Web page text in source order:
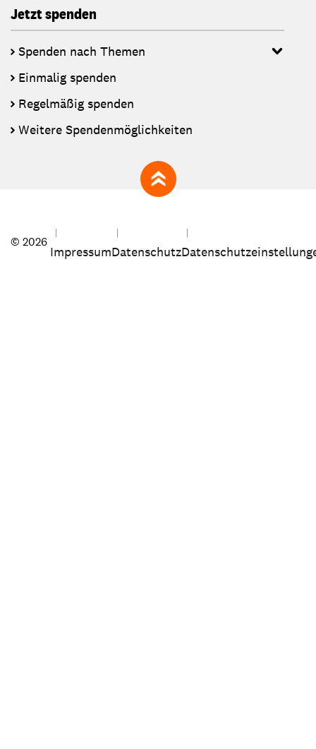
Jetzt spenden
Spenden nach Themen
Einmalig spenden
Regelmäßig spenden
Weitere Spendenmöglichkeiten
zum Seitenanfang
© 2026
ImpressumDatenschutz